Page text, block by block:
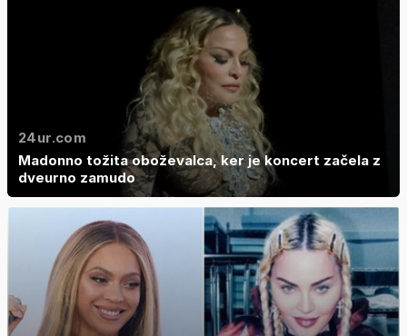
24ur.com
Madonno tožita oboževalca, ker je koncert začela z
dveurno zamudo